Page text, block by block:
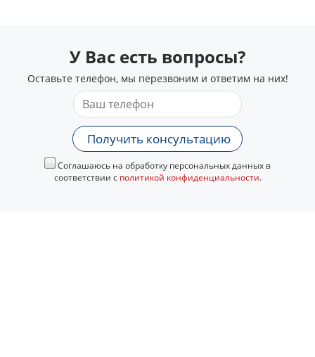
У Вас есть вопросы?
Оставьте телефон, мы перезвоним и ответим на них!
Получить консультацию
Соглашаюсь на обработку персональных данных в
соответствии с политикой конфиденциальности.